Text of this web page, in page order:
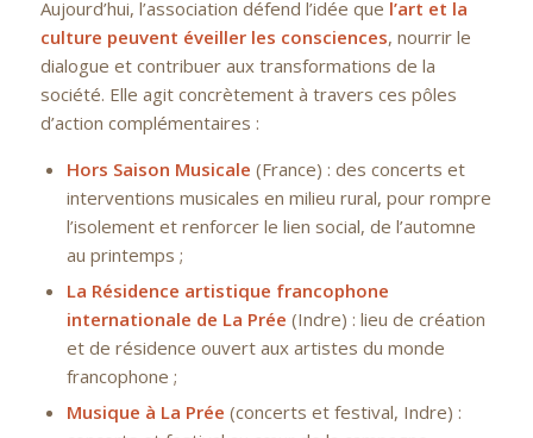
Aujourd’hui, l’association défend l’idée que l’art et la
culture peuvent éveiller les consciences, nourrir le
dialogue et contribuer aux transformations de la
société. Elle agit concrètement à travers ces pôles
d’action complémentaires :
Hors Saison Musicale (France) : des concerts et
interventions musicales en milieu rural, pour rompre
l’isolement et renforcer le lien social, de l’automne
au printemps ;
La Résidence artistique francophone
internationale de La Prée (Indre) : lieu de création
et de résidence ouvert aux artistes du monde
francophone ;
Musique à La Prée (concerts et festival, Indre) :